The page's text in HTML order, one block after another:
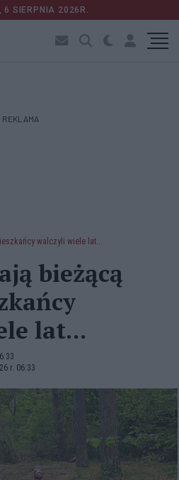
6 SIERPNIA 2026R.
REKLAMA
walczyli wiele lat...
bieżącą
lat...
r. 06:33